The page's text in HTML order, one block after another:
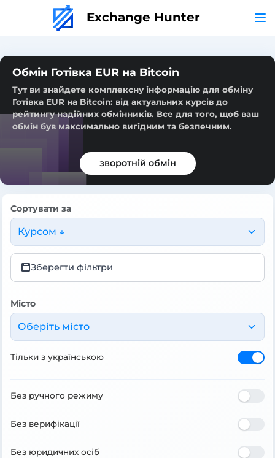
Exchange Hunter
Обмін Готівка EUR на Bitcoin
Тут ви знайдете комплексну інформацію для обміну
Готівка EUR на Bitcoin: від актуальних курсів до
рейтингу надійних обмінників. Все для того, щоб ваш
обмін був максимально вигідним та безпечним.
зворотній обмін
Сортувати за
Курсом ↓
Зберегти фільтри
Місто
Оберіть місто
Тільки з українською
Без ручного режиму
Без верифікації
Без юридичних осіб